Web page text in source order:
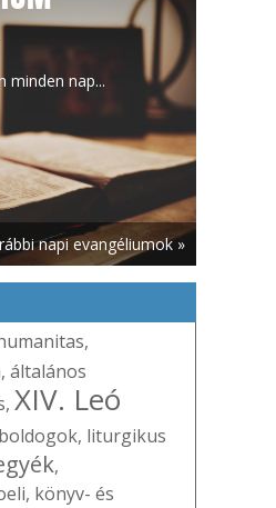
minden nap...
napi evangéliumok »
,
, általános
, XIV. Leó
, liturgikus
,
, könyv- és